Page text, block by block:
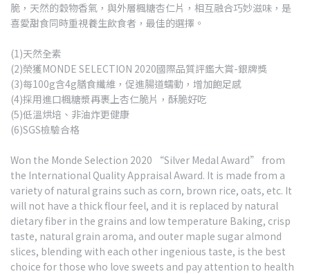
脆，天然的穀物香氣，與外層楓糖杏仁片，相互融合巧妙滋味，是
喜愛甜食同時重視養生飲食者，最佳的選擇。
(1)天然全素
(2)榮獲MONDE SELECTION 2020國際品質評鑑大賞-銀牌獎
(3)每100g含4g膳食纖維，促進腸道蠕動，增加飽足感
(4)採用進口楓糖漿再裹上杏仁脆片，酥脆好吃
(5)低溫烘培、非油炸更健康
(6)SGS檢驗合格
Won the Monde Selection 2020 “Silver Medal Award” from
the International Quality Appraisal Award. It is made from a
variety of natural grains such as corn, brown rice, oats, etc. It
will not have a thick flour feel, and it is replaced by natural
dietary fiber in the grains and low temperature Baking, crisp
taste, natural grain aroma, and outer maple sugar almond
slices, blending with each other ingenious taste, is the best
choice for those who love sweets and pay attention to health